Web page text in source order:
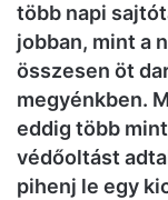
több napi
jobban, mint a
összesen öt
megyénkben.
eddig több
védőoltást
pihenj le egy